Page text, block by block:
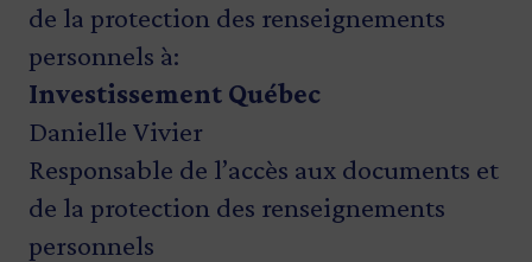
de la protection des renseignements
personnels à:
Investissement Québec
Danielle Vivier
Responsable de l’accès aux documents et
de la protection des renseignements
personnels